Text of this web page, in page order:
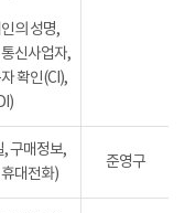
의 성명,
신사업자,
확인(CI),
, 구매정보,
대전화)
준영구